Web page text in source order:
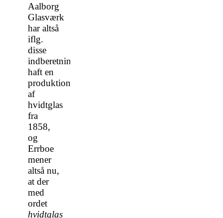
Aalborg
Glasværk
har altså
iflg.
disse
indberetninger
haft en
produktion
af
hvidtglas
fra
1858,
og
Errboe
mener
altså nu,
at der
med
ordet
hvidtglas